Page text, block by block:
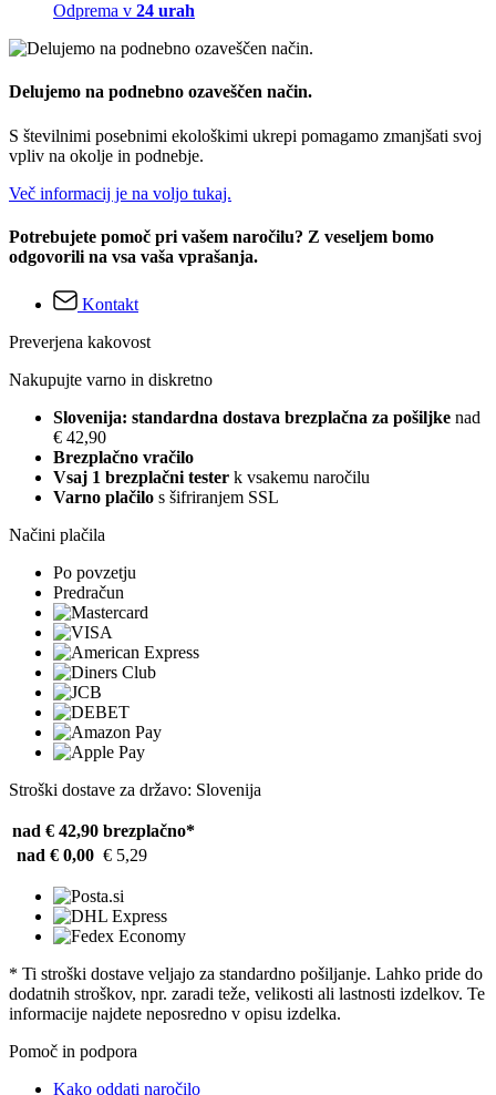
Odprema v 24 urah
Delujemo na podnebno ozaveščen način.
S številnimi posebnimi ekološkimi ukrepi pomagamo zmanjšati svoj
vpliv na okolje in podnebje.
Več informacij je na voljo tukaj.
Potrebujete pomoč pri vašem naročilu? Z veseljem bomo
odgovorili na vsa vaša vprašanja.
Kontakt
Preverjena kakovost
Nakupujte varno in diskretno
Slovenija: standardna dostava brezplačna za pošiljke nad
€ 42,90
Brezplačno vračilo
Vsaj 1 brezplačni tester k vsakemu naročilu
Varno plačilo s šifriranjem SSL
Načini plačila
Po povzetju
Predračun
Stroški dostave za državo: Slovenija
nad € 42,90 brezplačno*
nad € 0,00 € 5,29
* Ti stroški dostave veljajo za standardno pošiljanje. Lahko pride do
dodatnih stroškov, npr. zaradi teže, velikosti ali lastnosti izdelkov. Te
informacije najdete neposredno v opisu izdelka.
Pomoč in podpora
Kako oddati naročilo